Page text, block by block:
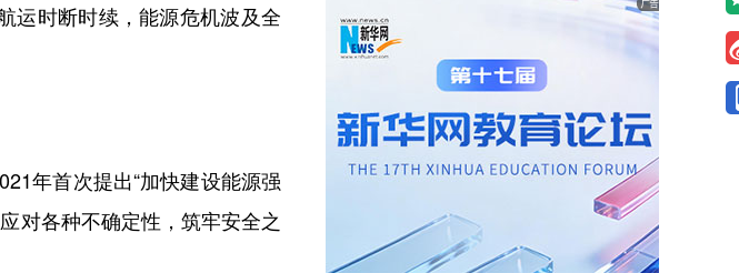
时断时续，能源危机波及全
年首次提出“加快建设能源强
对各种不确定性，筑牢安全之